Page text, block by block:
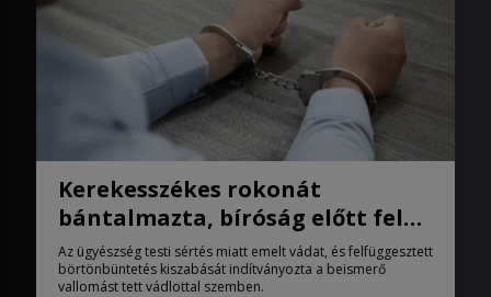
Kerekesszékes rokonát
bántalmazta, bíróság előtt felel
a férfi
Az ügyészség testi sértés miatt emelt vádat, és felfüggesztett
börtönbüntetés kiszabását indítványozta a beismerő
vallomást tett vádlottal szemben.